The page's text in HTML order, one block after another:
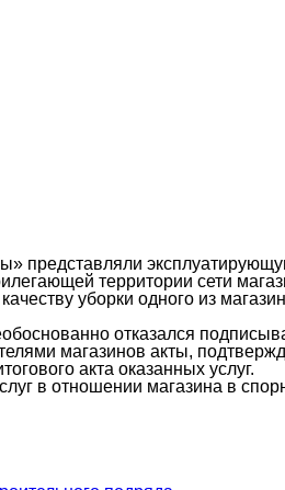
представляли
территории сети
уборки одного из
отказался
магазинов акты,
акта оказанных услуг.
в отношении магазина в